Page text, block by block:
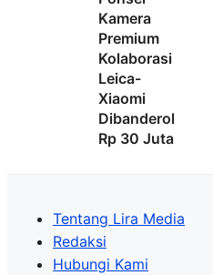
Kamera
Premium
Kolaborasi
Leica-
Xiaomi
Dibanderol
Rp 30 Juta
Tentang Lira Media
Redaksi
Hubungi Kami